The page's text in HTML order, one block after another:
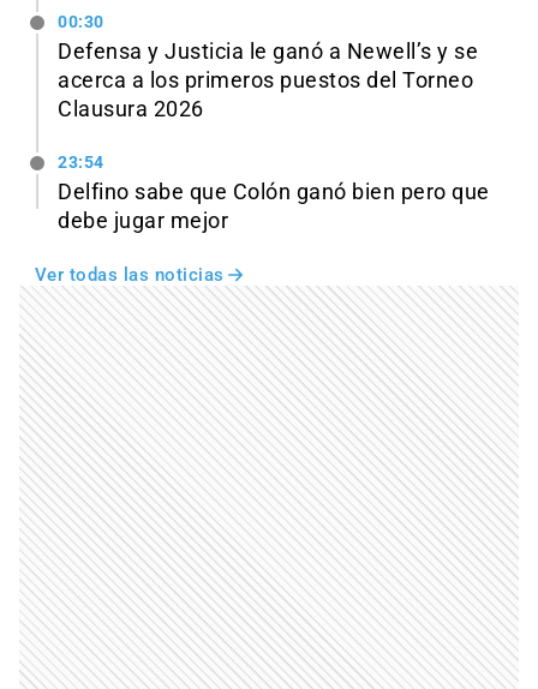
00:30
Defensa y Justicia le ganó a Newell’s y se
acerca a los primeros puestos del Torneo
Clausura 2026
23:54
Delfino sabe que Colón ganó bien pero que
debe jugar mejor
Ver todas las noticias